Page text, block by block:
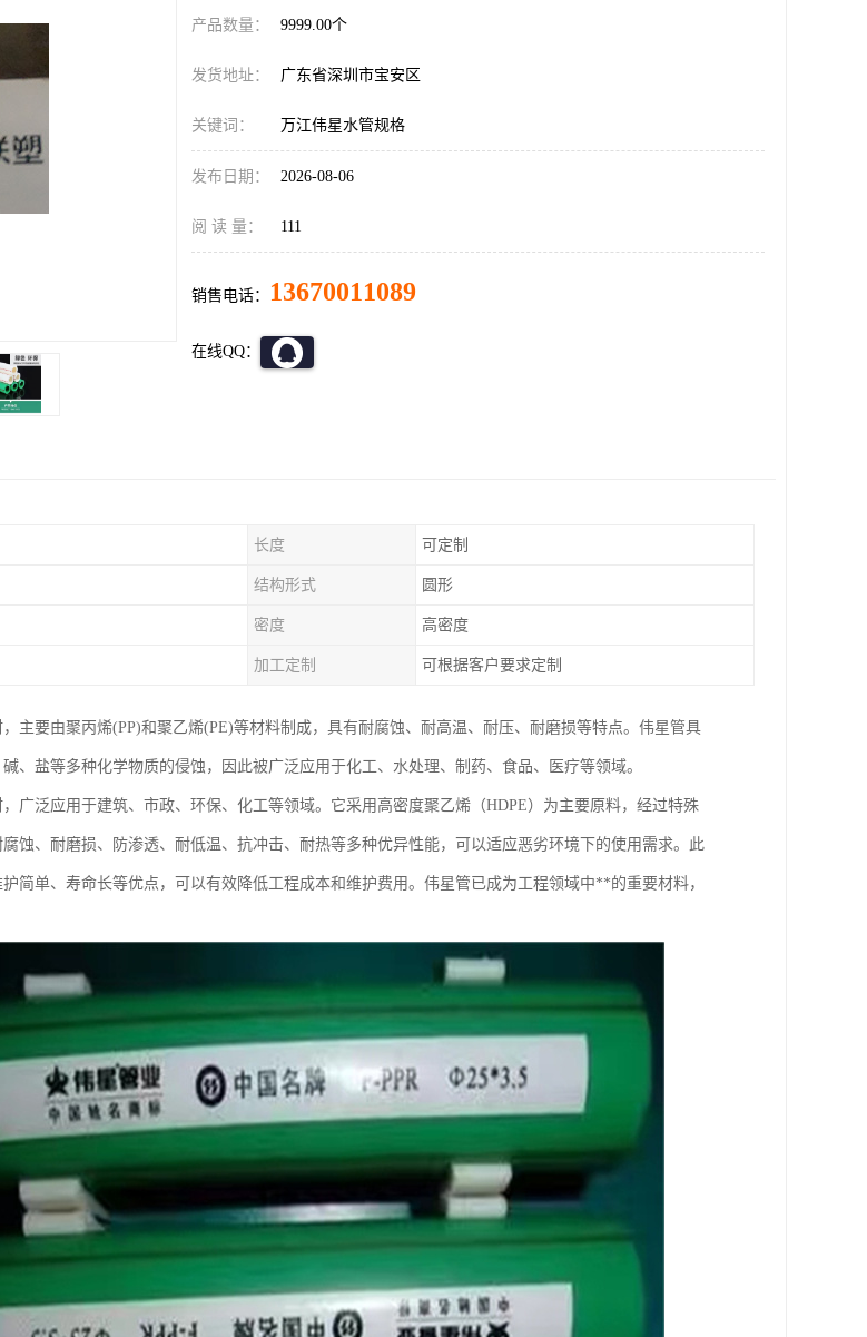
产品数量： 9999.00个
发货地址： 广东省深圳市宝安区
关键词： 万江伟星水管规格
发布日期： 2026-08-06
阅 读 量： 111
销售电话： 13670011089
在线QQ：
长度 可定制
结构形式 圆形
密度 高密度
加工定制 可根据客户要求定制
主要由聚丙烯(PP)和聚乙烯(PE)等材料制成，具有耐腐蚀、耐高温、耐压、耐磨损等特点。伟星管具
、盐等多种化学物质的侵蚀，因此被广泛应用于化工、水处理、制药、食品、医疗等领域。
广泛应用于建筑、市政、环保、化工等领域。它采用高密度聚乙烯（HDPE）为主要原料，经过特殊
蚀、耐磨损、防渗透、耐低温、抗冲击、耐热等多种优异性能，可以适应恶劣环境下的使用需求。此
简单、寿命长等优点，可以有效降低工程成本和维护费用。伟星管已成为工程领域中**的重要材料，